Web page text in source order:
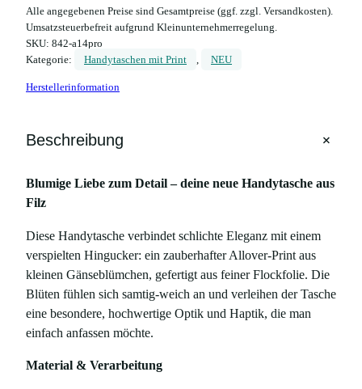
y
h
ü
l
a
u
F
i
l
m
i
G
n
Alle angegebenen Preise sind Gesamtpreise (ggf. zzgl. Versandkosten).
Umsatzsteuerbefreit aufgrund Kleinunternehmerregelung.
SKU: 842-a14pro
Kategorie:
Handytaschen mit Print , NEU
Herstellerinformation
Beschreibung +
Blumige Liebe zum Detail – deine neue Handytasche aus
Filz
Diese Handytasche verbindet schlichte Eleganz mit einem
verspielten Hingucker: ein zauberhafter Allover-Print aus
kleinen Gänseblümchen, gefertigt aus feiner Flockfolie. Die
Blüten fühlen sich samtig-weich an und verleihen der Tasche
eine besondere, hochwertige Optik und Haptik, die man
einfach anfassen möchte.
Material & Verarbeitung